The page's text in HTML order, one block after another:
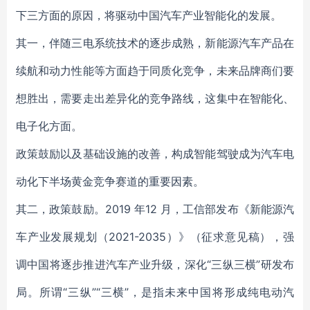
下三方面的原因，将驱动中国汽车产业智能化的发展。
其一，伴随三电系统技术的逐步成熟，新能源汽车产品在
续航和动力性能等方面趋于同质化竞争，未来品牌商们要
想胜出，需要走出差异化的竞争路线，这集中在智能化、
电子化方面。
政策鼓励以及基础设施的改善，构成智能驾驶成为汽车电
动化下半场黄金竞争赛道的重要因素。
其二，政策鼓励。2019 年12 月，工信部发布《新能源汽
车产业发展规划（2021-2035）》（征求意见稿），强
调中国将逐步推进汽车产业升级，深化“三纵三横”研发布
局。所谓“三纵”“三横”，是指未来中国将形成纯电动汽